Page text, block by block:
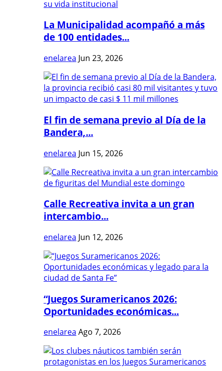
La Municipalidad acompañó a más
de 100 entidades...
enelarea Jun 23, 2026
El fin de semana previo al Día de la
Bandera,...
enelarea Jun 15, 2026
Calle Recreativa invita a un gran
intercambio...
enelarea Jun 12, 2026
“Juegos Suramericanos 2026:
Oportunidades económicas...
enelarea Ago 7, 2026